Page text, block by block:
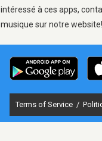
intéressé à ces apps,
musique sur notre website!
Terms of Service /